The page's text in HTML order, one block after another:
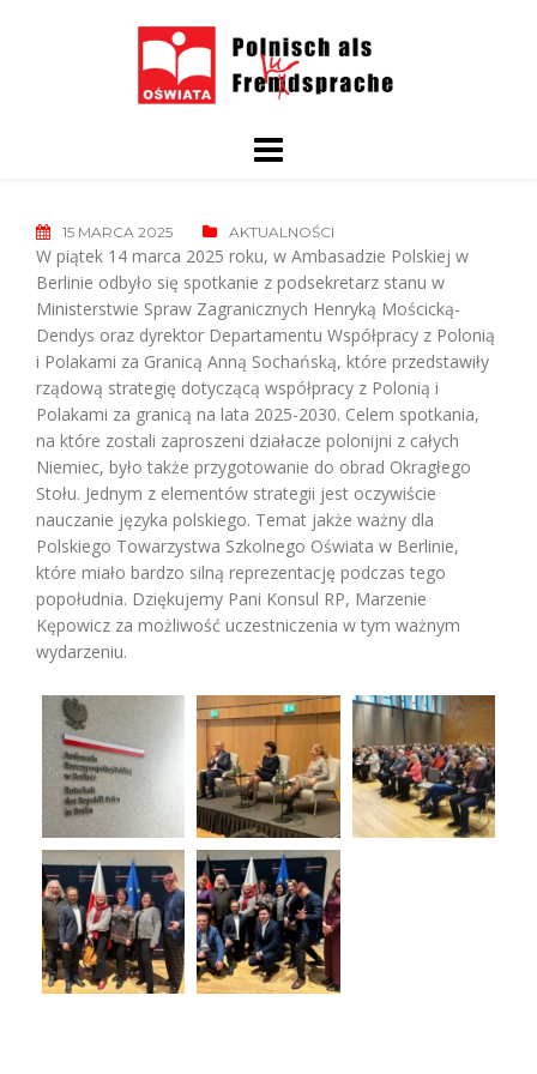
15 MARCA 2025 AKTUALNOŚCI
W piątek 14 marca 2025 roku, w Ambasadzie Polskiej w
Berlinie odbyło się spotkanie z podsekretarz stanu w
Ministerstwie Spraw Zagranicznych Henryką Mościcką-
Dendys oraz dyrektor Departamentu Współpracy z Polonią
i Polakami za Granicą Anną Sochańską, które przedstawiły
rządową strategię dotyczącą współpracy z Polonią i
Polakami za granicą na lata 2025-2030. Celem spotkania,
na które zostali zaproszeni działacze polonijni z całych
Niemiec, było także przygotowanie do obrad Okragłego
Stołu. Jednym z elementów strategii jest oczywiście
nauczanie języka polskiego. Temat jakże ważny dla
Polskiego Towarzystwa Szkolnego Oświata w Berlinie,
które miało bardzo silną reprezentację podczas tego
popołudnia. Dziękujemy Pani Konsul RP, Marzenie
Kępowicz za możliwość uczestniczenia w tym ważnym
wydarzeniu.